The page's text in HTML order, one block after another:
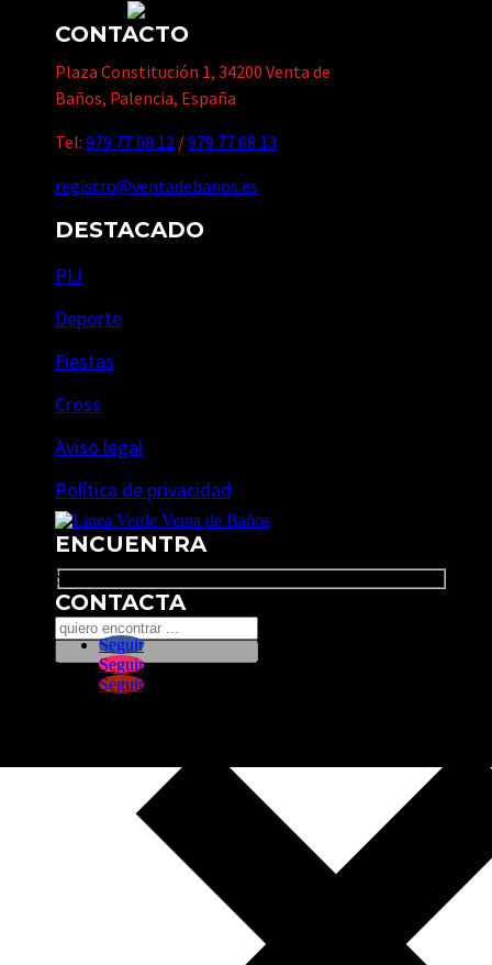
CONTACTO
Plaza Constitución 1, 34200 Venta de
Baños, Palencia, España
Tel: 979 77 08 12 /979 77 08 13
registro@ventadebanos.es
DESTACADO
PIJ
Deporte
Fiestas
Cross
Aviso legal
Política de privacidad
ENCUENTRA
Search
CONTACTA
Seguir
Seguir
Seguir